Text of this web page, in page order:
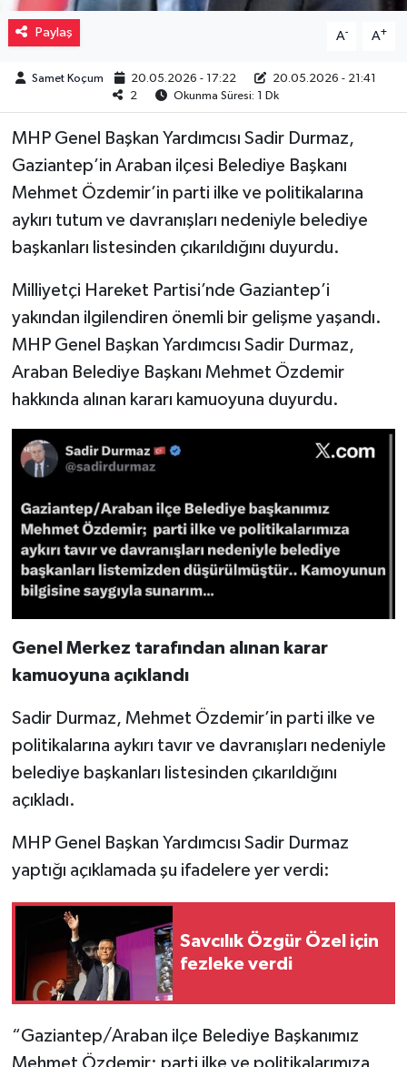
Paylaş A- A+
Samet Koçum 20.05.2026 - 17:22
20.05.2026 - 21:41
2
Okunma Süresi: 1 Dk
MHP Genel Başkan Yardımcısı Sadir Durmaz,
Gaziantep’in Araban ilçesi Belediye Başkanı
Mehmet Özdemir’in parti ilke ve politikalarına
aykırı tutum ve davranışları nedeniyle belediye
başkanları listesinden çıkarıldığını duyurdu.
Milliyetçi Hareket Partisi’nde Gaziantep’i
yakından ilgilendiren önemli bir gelişme yaşandı.
MHP Genel Başkan Yardımcısı Sadir Durmaz,
Araban Belediye Başkanı Mehmet Özdemir
hakkında alınan kararı kamuoyuna duyurdu.
Genel Merkez tarafından alınan karar
kamuoyuna açıklandı
Sadir Durmaz, Mehmet Özdemir’in parti ilke ve
politikalarına aykırı tavır ve davranışları nedeniyle
belediye başkanları listesinden çıkarıldığını
açıkladı.
MHP Genel Başkan Yardımcısı Sadir Durmaz
yaptığı açıklamada şu ifadelere yer verdi:
Savcılık Özgür Özel için
fezleke verdi
“Gaziantep/Araban ilçe Belediye Başkanımız
Mehmet Özdemir; parti ilke ve politikalarımıza
Sağlık
Teknoloji
Türkiye
Video Haber
Yaşam
Yeme-İçme
Yemek